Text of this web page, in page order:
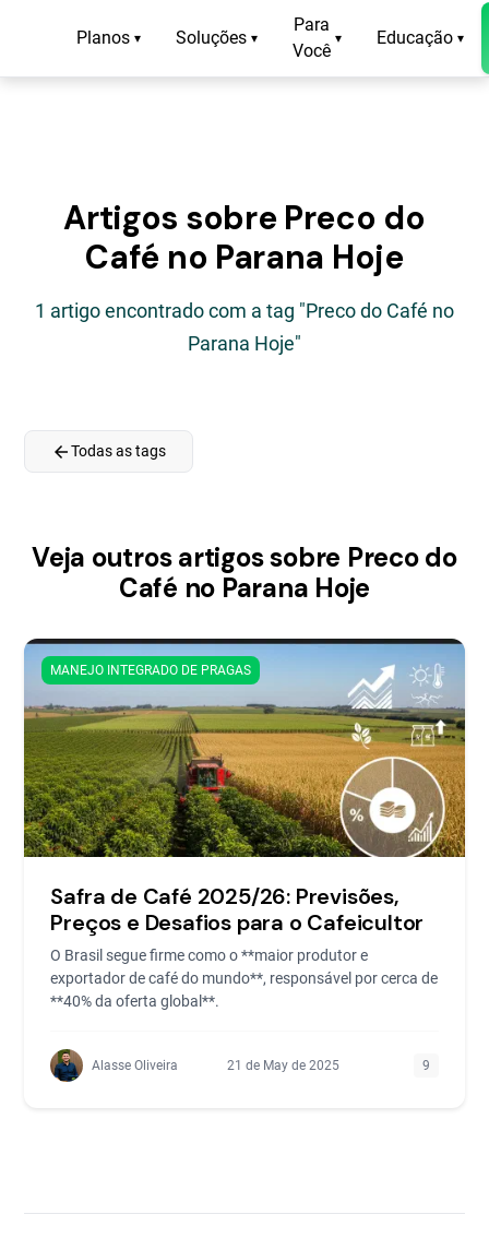
Planos ▾ Soluções ▾
Para
Você
▾ Educação ▾
Artigos sobre Preco do
Café no Parana Hoje
1 artigo encontrado com a tag "Preco do Café no
Parana Hoje"
arrow_backTodas as tags
Veja outros artigos sobre Preco do
Café no Parana Hoje
MANEJO INTEGRADO DE PRAGAS
Safra de Café 2025/26: Previsões,
Preços e Desafios para o Cafeicultor
O Brasil segue firme como o **maior produtor e
exportador de café do mundo**, responsável por cerca de
**40% da oferta global**.
Alasse Oliveira 21 de May de 2025 9